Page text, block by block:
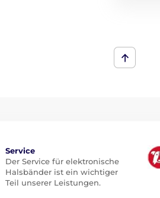
Service
Der Service für elektronische
Halsbänder ist ein wichtiger
Teil unserer Leistungen.